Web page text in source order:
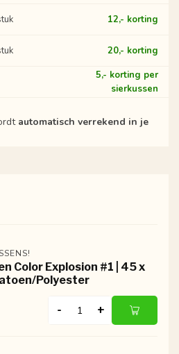
12,- korting
20,- korting
5,- korting per
sierkussen
automatisch verrekend in je
Color Explosion #1 | 45 x
Polyester
- +